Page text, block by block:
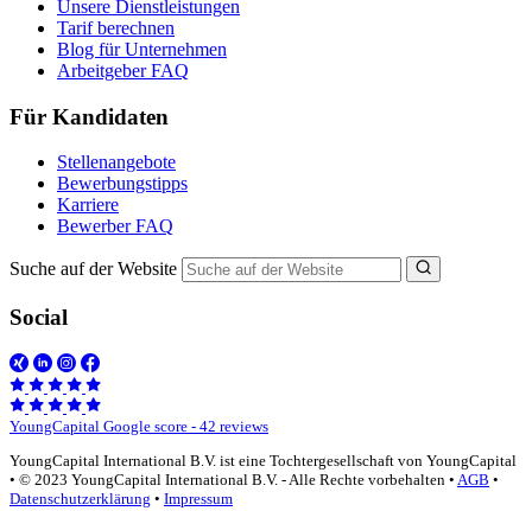
Unsere Dienstleistungen
Tarif berechnen
Blog für Unternehmen
Arbeitgeber FAQ
Für Kandidaten
Stellenangebote
Bewerbungstipps
Karriere
Bewerber FAQ
Suche auf der Website
Social
YoungCapital Google score - 42 reviews
YoungCapital International B.V. ist eine Tochtergesellschaft von YoungCapital
• © 2023 YoungCapital International B.V. - Alle Rechte vorbehalten • AGB •
Datenschutzerklärung • Impressum